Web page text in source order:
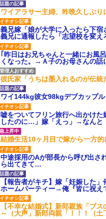
ワイアラサー主婦、昨晩久しぶ
義兄嫁「娘が大学に入ったら下
義兄に通報したら「志望校を変え
｢昨日はお兄ちゃんと一緒にお風
くなった。→Ａ子のお母さんの
彼氏家「うちは墨入れるのが伝
ワイ144kg彼女98kgデブカップ
嘘をついてフリン旅行へ出かけ
したのに…」嫁「えっ」→なんと
結婚生活10ヶ月目で嫁から一方
中途採用のAが部長から呼び出さ
ら出てきて…
【報告者がキチ】嫁「妊娠した
ホームパーティー→俺『皆に祝え
【不幸な結婚式】新郎親族「ブ
～（大声」新郎両親「！！！（